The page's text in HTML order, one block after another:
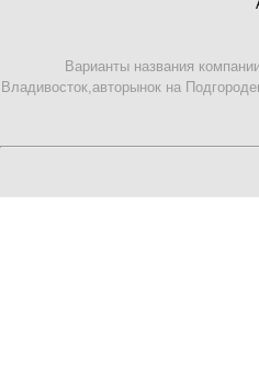
Варианты названия
Владивосток,авторынок на